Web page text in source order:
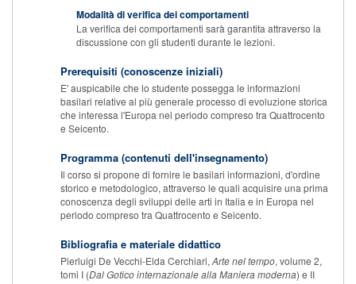
Modalità di verifica dei comportamenti
La verifica dei comportamenti sarà garantita attraverso la
discussione con gli studenti durante le lezioni.
Prerequisiti (conoscenze iniziali)
E' auspicabile che lo studente possegga le informazioni
basilari relative al più generale processo di evoluzione storica
che interessa l'Europa nel periodo compreso tra Quattrocento
e Seicento.
Programma (contenuti dell'insegnamento)
Il corso si propone di fornire le basilari informazioni, d'ordine
storico e metodologico, attraverso le quali acquisire una prima
conoscenza degli sviluppi delle arti in Italia e in Europa nel
periodo compreso tra Quattrocento e Seicento.
Bibliografia e materiale didattico
Pierluigi De Vecchi-Elda Cerchiari, Arte nel tempo, volume 2,
tomi I (Dal Gotico internazionale alla Maniera moderna) e II